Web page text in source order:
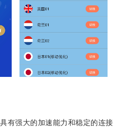
强大的加速能力和稳定的连接